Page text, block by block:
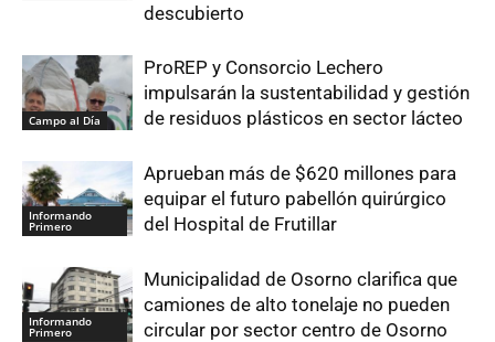
descubierto
Campo al Día
ProREP y Consorcio Lechero
impulsarán la sustentabilidad y gestión
de residuos plásticos en sector lácteo
Informando
Primero
Aprueban más de $620 millones para
equipar el futuro pabellón quirúrgico
del Hospital de Frutillar
Informando
Primero
Municipalidad de Osorno clarifica que
camiones de alto tonelaje no pueden
circular por sector centro de Osorno